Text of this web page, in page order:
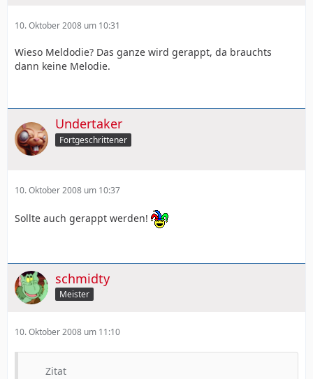
Alles Gute
10. Oktober 2008 um 10:31
Wieso Meldodie? Das ganze wird gerappt, da brauchts
dann keine Melodie.
Undertaker
Fortgeschrittener
10. Oktober 2008 um 10:37
Sollte auch gerappt werden!
schmidty
Meister
10. Oktober 2008 um 11:10
Zitat